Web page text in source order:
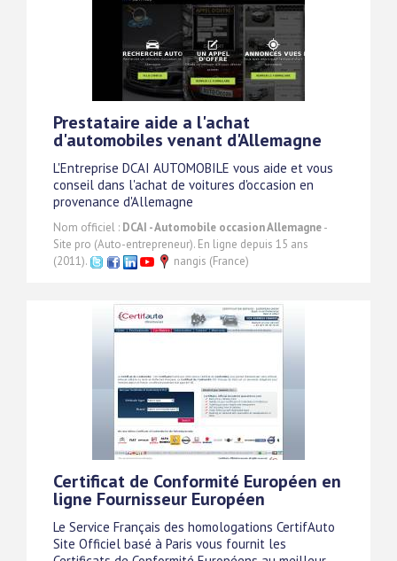
Prestataire aide a l'achat
d'automobiles venant d'Allemagne
L'Entreprise DCAI AUTOMOBILE vous aide et vous
conseil dans l'achat de voitures d'occasion en
provenance d'Allemagne
Nom officiel : DCAI - Automobile occasion Allemagne-
Site pro (Auto-entrepreneur). En ligne depuis 15 ans
(2011).
nangis (France)
Certificat de Conformité Européen en
ligne Fournisseur Européen
Le Service Français des homologations CertifAuto
Site Officiel basé à Paris vous fournit les